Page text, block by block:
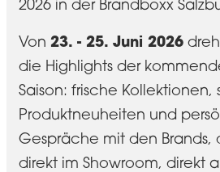
2026 in der Brandboxx
Von 23. - 25. Juni 2026
die Highlights der
Saison: frische
Produktneuheiten und
Gespräche mit den Brands,
direkt im Showroom, direkt